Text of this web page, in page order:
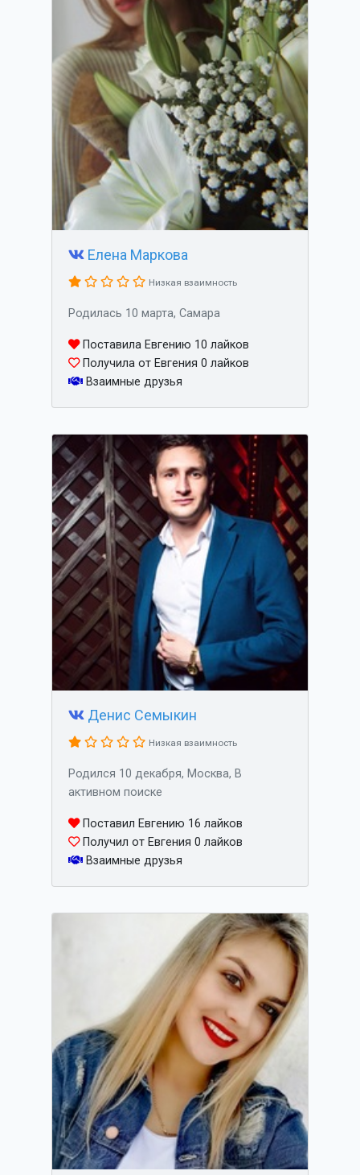
Елена Маркова
Низкая взаимность
Родилась 10 марта, Самара
Поставила Евгению 10 лайков
Получила от Евгения 0 лайков
Взаимные друзья
Денис Семыкин
Низкая взаимность
Родился 10 декабря, Москва, В
активном поиске
Поставил Евгению 16 лайков
Получил от Евгения 0 лайков
Взаимные друзья